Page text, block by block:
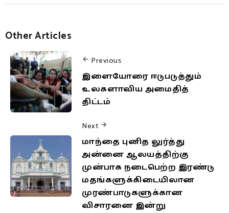
Other Articles
Previous
இளையோரை ஈடுபடுத்தும்
உலகளாவிய அமைதித்
திட்டம்
Next
மாந்தை புனித லுர்த்து
அன்னை ஆலயத்திற்கு
முன்பாக நடைபெற்ற இரண்டு
மதங்களுக்கிடையிலான
முரண்பாடுகளுக்கான
விசாரனை இன்று